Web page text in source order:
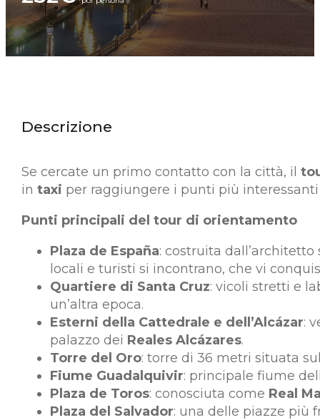
Descrizione
Se cercate un primo contatto con la città, il
in taxi per raggiungere i punti più
Punti principali del tour di orientamento
Plaza de España: costruita
locali e turisti si incontrano, che vi
Quartiere di Santa Cruz: vicoli stretti e
un’altra epoca.
Esterni della Cattedrale e dell’Alcázar:
palazzo dei Reales Alcázares.
Torre del Oro: torre di 36 metri situata
Fiume Guadalquivir: principale fiume
Plaza de Toros: conosciuta come Real
Plaza del Salvador: una delle piazze più